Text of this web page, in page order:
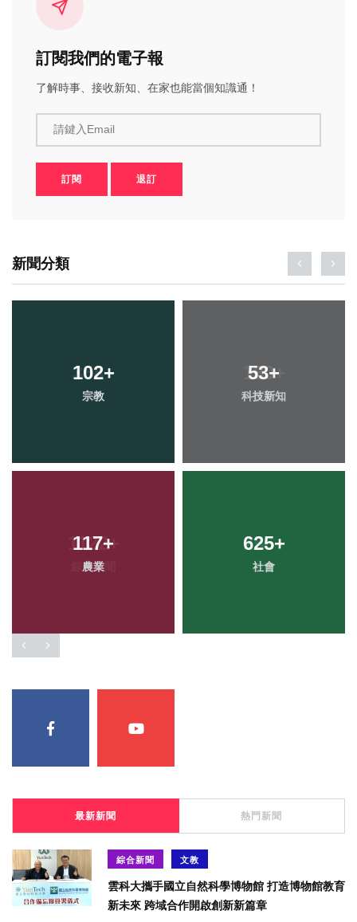
訂閱我們的電子報
了解時事、接收新知、在家也能當個知識通！
請鍵入Email
訂閱 退訂
新聞分類
102+
宗教
53+
科技新知
117+
農業
625+
社會
最新新聞 熱門新聞
綜合新聞 文教
雲科大攜手國立自然科學博物館 打造博物館教育
新未來 跨域合作開啟創新新篇章